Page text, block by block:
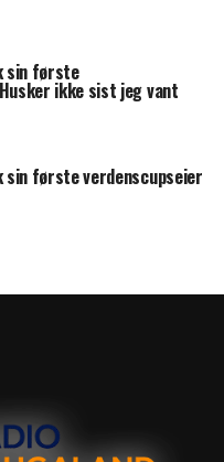
sin første
ikke sist jeg vant
sin første verdenscupseier